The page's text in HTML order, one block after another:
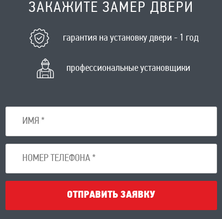
ЗАКАЖИТЕ ЗАМЕР ДВЕРИ
гарантия на установку двери - 1 год
профессиональные установщики
ОТПРАВИТЬ ЗАЯВКУ